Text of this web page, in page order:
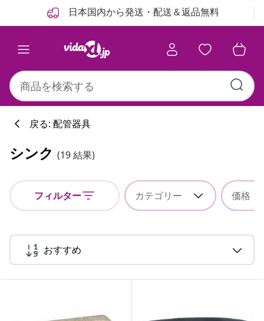
日本国内から発送・配送＆返品無料
戻る: 配管器具
シンク (19 結果)
フィルター カテゴリー 価格
おすすめ